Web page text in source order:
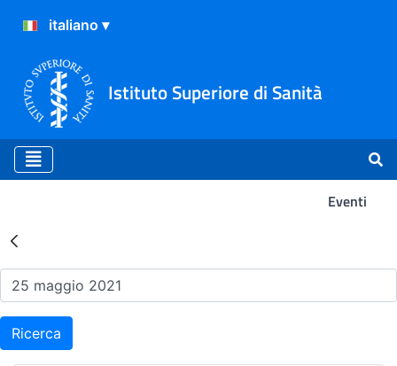
Istituto Superiore di Sanità
Eventi
Risultati della Ricerca -
Ricerca